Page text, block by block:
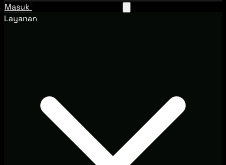
Masuk
Layanan